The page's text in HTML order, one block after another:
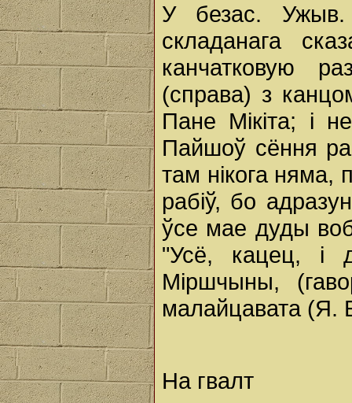
У безас.
складанага
канчатковую
(справа) з
Пане Мікіта; і
Пайшоў сёння
там нікога няма,
рабіў, бо
ўсе мае дуды
"Усё, кацец, і
Міршчыны,
малайцавата (Я.
На гвалт